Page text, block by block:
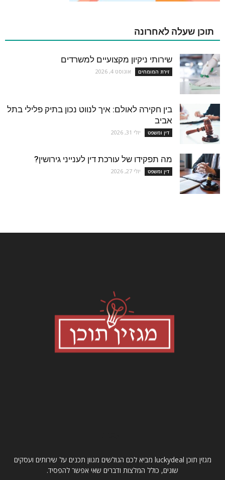
תוכן שעלה לאחרונה
שירותי ניקיון מקצועיים למשרדים
זירת המומחים אוגוסט 4, 2026
בין חקירה לאולם: איך לנווט נכון בתיק פלילי בתל
אביב
דין ומשפט יולי 31, 2026
מה תפקידו של עורכת דין לענייני גירושין?
דין ומשפט יולי 27, 2026
מגזין תוכן luckydeal מביא לכם הגולשים מגוון תכנים על שירותים ועסקים
שונים, כולל המלצות ודברים שאי אפשר להפסיד.